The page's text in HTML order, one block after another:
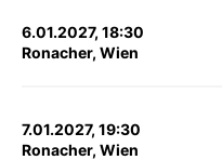
6.01.2027, 18:30
Ronacher, Wien
7.01.2027, 19:30
Ronacher, Wien